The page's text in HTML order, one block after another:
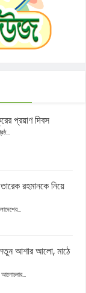
প্রয়াণ দিবস
রহমানকে নিয়ে
নতুন আশার আলো, মাঠে
আলোচনার...